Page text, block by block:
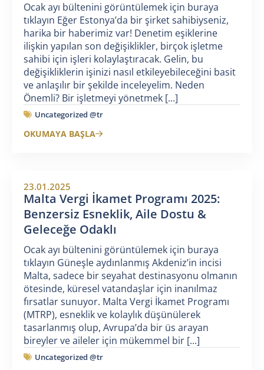
Ocak ayı bültenini görüntülemek için buraya
tıklayın Eğer Estonya’da bir şirket sahibiyseniz,
harika bir haberimiz var! Denetim eşiklerine
ilişkin yapılan son değişiklikler, birçok işletme
sahibi için işleri kolaylaştıracak. Gelin, bu
değişikliklerin işinizi nasıl etkileyebileceğini basit
ve anlaşılır bir şekilde inceleyelim. Neden
Önemli? Bir işletmeyi yönetmek [...]
Uncategorized @tr
OKUMAYA BAŞLA
23.01.2025
Malta Vergi İkamet Programı 2025:
Benzersiz Esneklik, Aile Dostu &
Geleceğe Odaklı
Ocak ayı bültenini görüntülemek için buraya
tıklayın Güneşle aydınlanmış Akdeniz’in incisi
Malta, sadece bir seyahat destinasyonu olmanın
ötesinde, küresel vatandaşlar için inanılmaz
fırsatlar sunuyor. Malta Vergi İkamet Programı
(MTRP), esneklik ve kolaylık düşünülerek
tasarlanmış olup, Avrupa’da bir üs arayan
bireyler ve aileler için mükemmel bir [...]
Uncategorized @tr